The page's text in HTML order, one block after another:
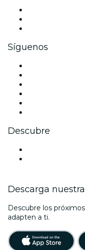
Síguenos
Descubre
Descarga
Descubre los
adapten a ti.